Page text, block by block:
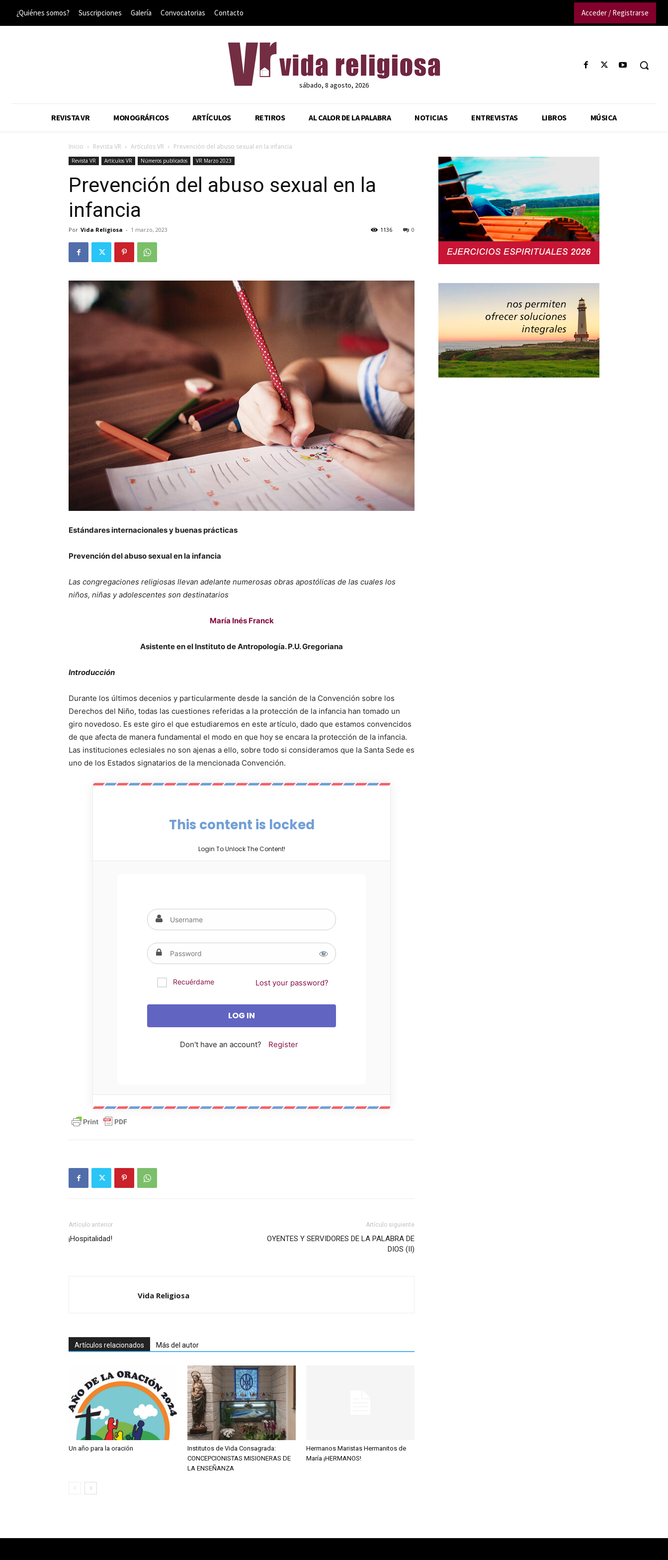
¿Quiénes somos? Suscripciones Galería Convocatorias Contacto Acceder / Registrarse
sábado, 8 agosto, 2026
REVISTA VR MONOGRÁFICOS ARTÍCULOS RETIROS AL CALOR DE LA PALABRA NOTICIAS ENTREVISTAS LIBROS MÚSICA
Inicio Revista VR Artículos VR Prevención del abuso sexual en la infancia
Revista VR Artículos VR Números publicados VR Marzo 2023
Prevención del abuso sexual en la
infancia
Por Vida Religiosa - 1 marzo, 2023 0
1136
Estándares internacionales y buenas prácticas
Prevención del abuso sexual en la infancia
Las congregaciones religiosas llevan adelante numerosas obras apostólicas de las cuales los
niños, niñas y adolescentes son destinatarios
María Inés Franck
Asistente en el Instituto de Antropología. P.U. Gregoriana
Introducción
Durante los últimos decenios y particularmente desde la sanción de la Convención sobre los
Derechos del Niño, todas las cuestiones referidas a la protección de la infancia han tomado un
giro novedoso. Es este giro el que estudiaremos en este artículo, dado que estamos convencidos
de que afecta de manera fundamental el modo en que hoy se encara la protección de la infancia.
Las instituciones eclesiales no son ajenas a ello, sobre todo si consideramos que la Santa Sede es
uno de los Estados signatarios de la mencionada Convención.
This content is locked
Login To Unlock The Content!
Recuérdame Lost your password?
Don't have an account? Register
Artículo anterior
¡Hospitalidad!
Artículo siguiente
OYENTES Y SERVIDORES DE LA PALABRA DE
DIOS (II)
Vida Religiosa
Artículos relacionados Más del autor
Un año para la oración
Institutos de Vida Consagrada:
CONCEPCIONISTAS MISIONERAS DE
LA ENSEÑANZA
Hermanos Maristas Hermanitos de
María ¡HERMANOS!